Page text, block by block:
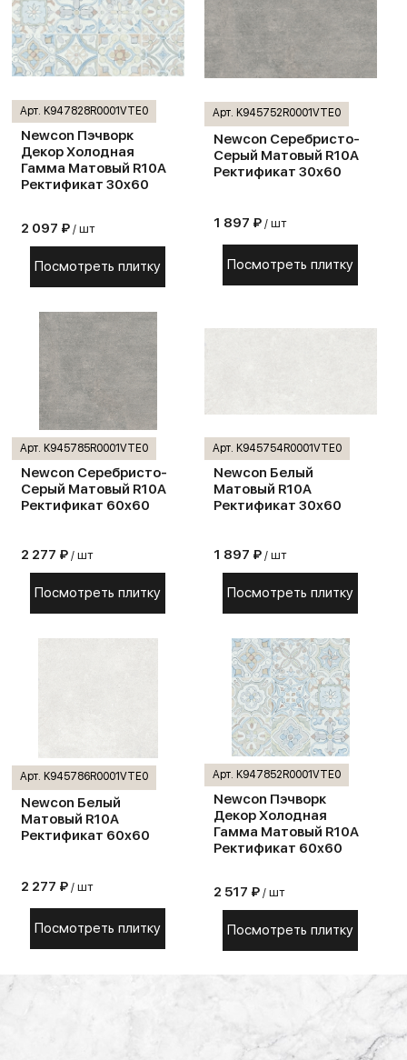
Арт. K947828R0001VTE0
Newcon Пэчворк
Декор Холодная
Гамма Матовый R10A
Ректификат 30x60
2 097 ₽ / шт
Посмотреть плитку
Арт. K945752R0001VTE0
Newcon Серебристо-
Серый Матовый R10A
Ректификат 30x60
1 897 ₽ / шт
Посмотреть плитку
Арт. K945785R0001VTE0
Newcon Серебристо-
Серый Матовый R10A
Ректификат 60x60
2 277 ₽ / шт
Посмотреть плитку
Арт. K945754R0001VTE0
Newcon Белый
Матовый R10A
Ректификат 30x60
1 897 ₽ / шт
Посмотреть плитку
Арт. K945786R0001VTE0
Newcon Белый
Матовый R10A
Ректификат 60x60
2 277 ₽ / шт
Посмотреть плитку
Арт. K947852R0001VTE0
Newcon Пэчворк
Декор Холодная
Гамма Матовый R10A
Ректификат 60x60
2 517 ₽ / шт
Посмотреть плитку